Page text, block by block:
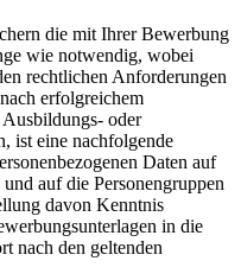
die mit Ihrer Bewerbung
wie notwendig, wobei
rechtlichen Anforderungen
erfolgreichem
oder
ist eine nachfolgende
Daten auf
auf die Personengruppen
davon Kenntnis
in die
nach den geltenden